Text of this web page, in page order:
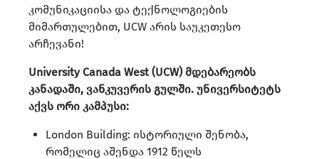
კომუნიკაციისა და ტექნოლოგიების
მიმართულებით, UCW არის საუკეთესო
არჩევანი!
University Canada West (UCW) მდებარეობს
კანადაში, ვანკუვერის გულში. უნივერსიტეტს
აქვს ორი კამპუსი:​
London Building: ისტორიული შენობა,
რომელიც აშენდა 1912 წელს